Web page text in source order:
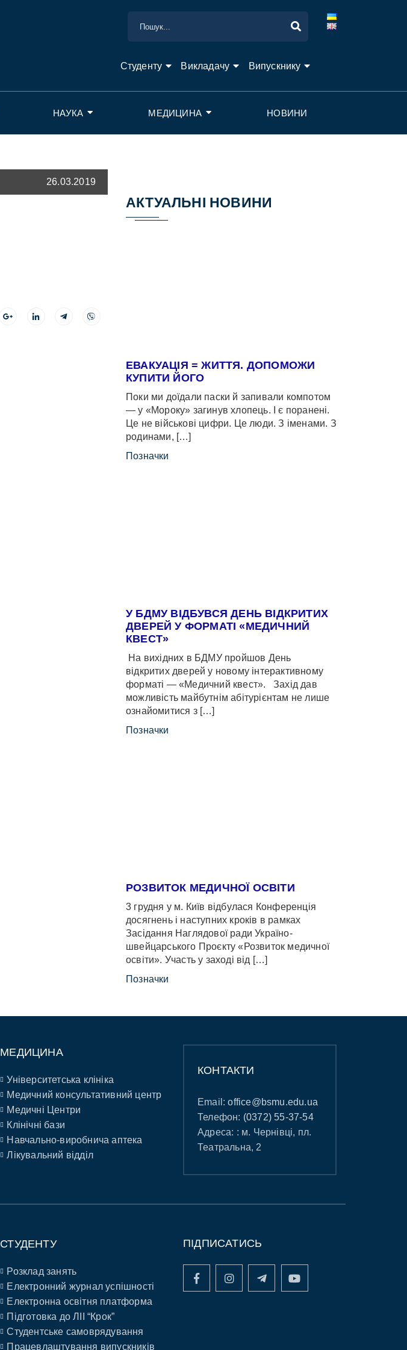
Студенту Викладачу Випускнику
НАУКА МЕДИЦИНА НОВИНИ
26.03.2019
АКТУАЛЬНІ НОВИНИ
ЕВАКУАЦІЯ = ЖИТТЯ. ДОПОМОЖИ
КУПИТИ ЙОГО
Поки ми доїдали паски й запивали компотом
— у «Мороку» загинув хлопець. І є поранені.
Це не військові цифри. Це люди. З іменами. З
родинами, […]
Позначки
У БДМУ ВІДБУВСЯ ДЕНЬ ВІДКРИТИХ
ДВЕРЕЙ У ФОРМАТІ «МЕДИЧНИЙ
КВЕСТ»
На вихідних в БДМУ пройшов День
відкритих дверей у новому інтерактивному
форматі — «Медичний квест». Захід дав
можливість майбутнім абітурієнтам не лише
ознайомитися з […]
Позначки
РОЗВИТОК МЕДИЧНОЇ ОСВІТИ
3 грудня у м. Київ відбулася Конференція
досягнень і наступних кроків в рамках
Засідання Наглядової ради Україно-
швейцарського Проєкту «Розвиток медичної
освіти». Участь у заході від […]
Позначки
МЕДИЦИНА
Університетська клініка
Медичний консультативний центр
Медичні Центри
Клінічні бази
Навчально-виробнича аптека
Лікувальний відділ
КОНТАКТИ
Email:office@bsmu.edu.ua
Телефон: (0372) 55-37-54
Адреса: : м. Чернівці, пл.
Театральна, 2
СТУДЕНТУ
Розклад занять
Електронний журнал успішності
Електронна освітня платформа
Підготовка до ЛІІ “Крок”
Студентське самоврядування
Працевлаштування випускників
ПІДПИСАТИСЬ